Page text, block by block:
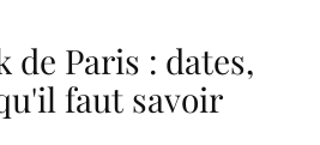
de Paris : dates,
faut savoir